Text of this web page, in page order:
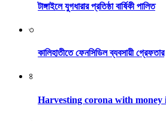
টাঙ্গাইলে যুগধারার প্রতিষ্ঠা বার্ষিকী পালিত
৩
কালিহাতীতে ফেনসিডিল ব্যবসায়ী গ্রেফতার
৪
Harvesting corona with money